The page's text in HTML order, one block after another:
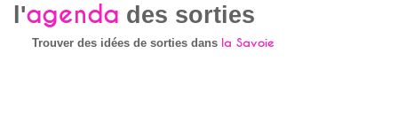
l'agenda des sorties
Trouver des idées de sorties dans la Savoie